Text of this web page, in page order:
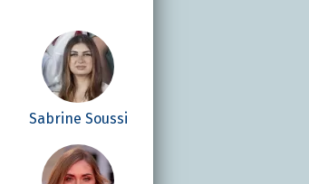
Sabrine Soussi